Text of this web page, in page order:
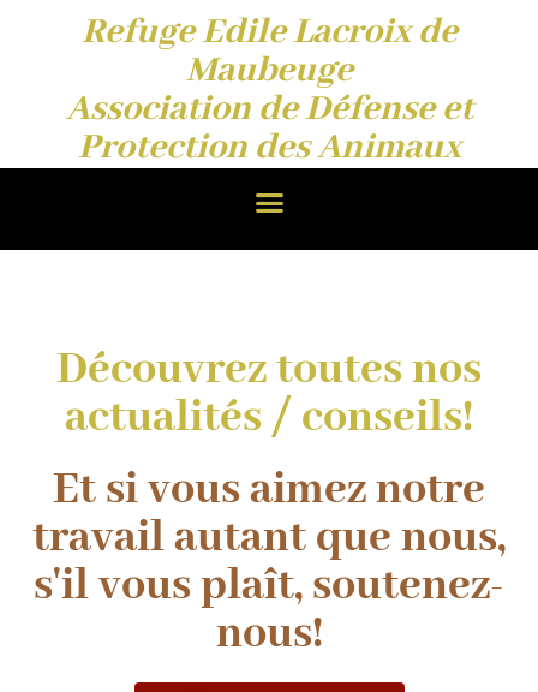
Refuge Edile Lacroix de
Maubeuge
Association de Défense et
Protection des Animaux
Découvrez toutes nos
actualités / conseils!
Et si vous aimez notre
travail autant que nous,
s'il vous plaît, soutenez-
nous!